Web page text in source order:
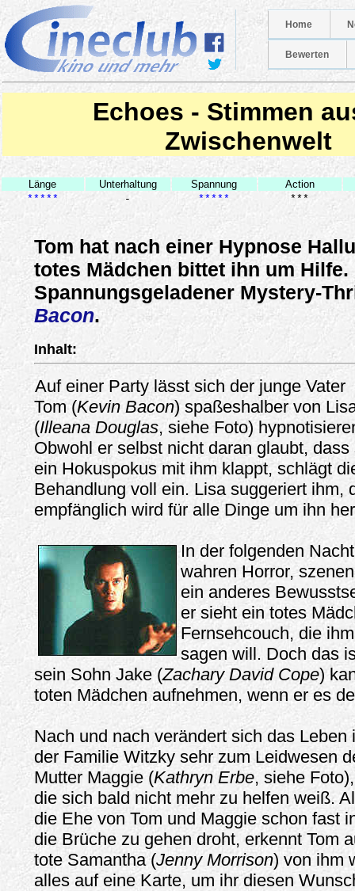
Home
Bewerten
Echoes - Stimmen
Zwischenwelt
Länge Unterhaltung Spannung
Action
*****
- ***** ***
Tom hat nach einer Hypnose
totes Mädchen bittet ihn um Hilfe.
Spannungsgeladener Mystery-
Bacon.
Inhalt:
Auf einer Party lässt sich der junge Vater
Tom (Kevin Bacon) spaßeshalber von
(Illeana Douglas, siehe Foto)
Obwohl er selbst nicht daran glaubt, dass
ein Hokuspokus mit ihm klappt, schlägt
Behandlung voll ein. Lisa suggeriert ihm,
empfänglich wird für alle Dinge um ihn
In der folgenden
wahren Horror,
ein anderes
er sieht ein totes
Fernsehcouch, die
sagen will. Doch das
sein Sohn Jake (Zachary David Cope)
toten Mädchen aufnehmen, wenn er es
Nach und nach verändert sich das Leben
der Familie Witzky sehr zum Leidwesen
Mutter Maggie (Kathryn Erbe, siehe Foto),
die sich bald nicht mehr zu helfen weiß.
die Ehe von Tom und Maggie schon fast
die Brüche zu gehen droht, erkennt Tom
tote Samantha (Jenny Morrison) von ihm
alles auf eine Karte, um ihr diesen